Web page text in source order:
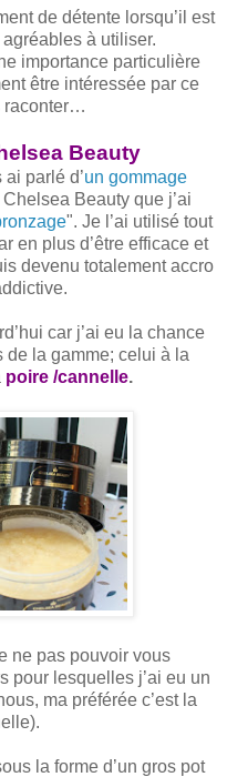
de détente lorsqu’il est
à utiliser.
importance particulière
être intéressée par ce
raconter…
Beauty
ai parlé d’un gommage
Beauty que j’ai
". Je l’ai utilisé tout
en plus d’être efficace et
devenu totalement accro
car j’ai eu la chance
de la gamme; celui à la
poire /cannelle.
ne pas pouvoir vous
pour lesquelles j’ai eu un
ma préférée c’est la
la forme d’un gros pot